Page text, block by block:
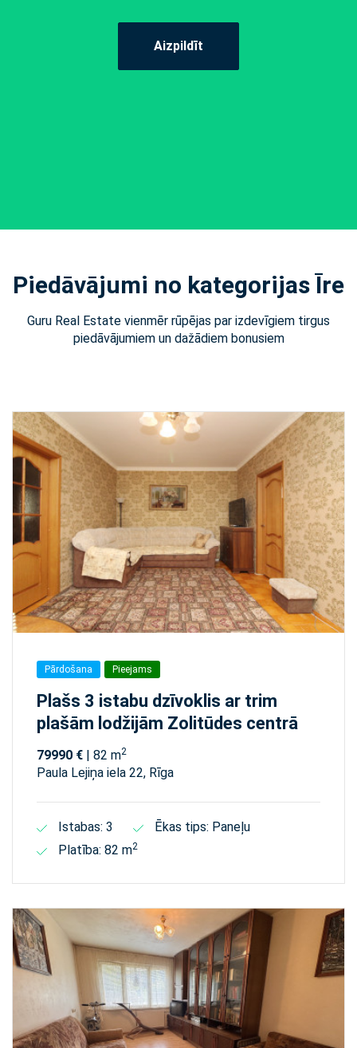
Aizpildīt
Piedāvājumi no kategorijas Īre
Guru Real Estate vienmēr rūpējas par izdevīgiem tirgus
piedāvājumiem un dažādiem bonusiem
Pārdošana Pieejams
Plašs 3 istabu dzīvoklis ar trim
plašām lodžijām Zolitūdes centrā
79990 € | 82 m2
Paula Lejiņa iela 22, Rīga
Istabas: 3
Ēkas tips: Paneļu
Platība: 82 m2